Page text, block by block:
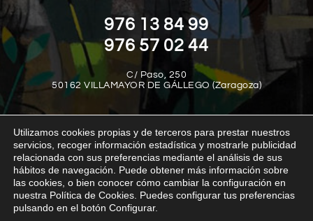
976 13 84 99
976 57 02 44
C/ Paso, 250
50162 VILLAMAYOR DE GÁLLEGO (Zaragoza)
Aviso legal Política de privacidad
Política de cookies
Política interna del canal de denuncias
Transparencia
Utilizamos cookies propias y de terceros para prestar nuestros
servicios, recoger información estadística y mostrarle publicidad
relacionada con sus preferencias mediante el análisis de sus
hábitos de navegación. Puede obtener más información sobre
las cookies, o bien conocer cómo cambiar la configuración en
nuestra Política de Cookies. Puedes configurar tus preferencias
pulsando en el botón Configurar.